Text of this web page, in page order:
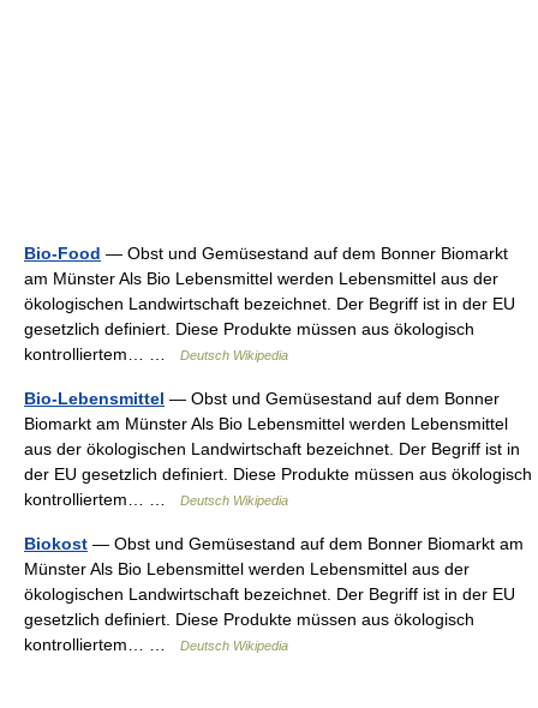
Bio-Food — Obst und Gemüsestand auf dem Bonner Biomarkt
am Münster Als Bio Lebensmittel werden Lebensmittel aus der
ökologischen Landwirtschaft bezeichnet. Der Begriff ist in der EU
gesetzlich definiert. Diese Produkte müssen aus ökologisch
kontrolliertem… …
Deutsch Wikipedia
Bio-Lebensmittel — Obst und Gemüsestand auf dem Bonner
Biomarkt am Münster Als Bio Lebensmittel werden Lebensmittel
aus der ökologischen Landwirtschaft bezeichnet. Der Begriff ist in
der EU gesetzlich definiert. Diese Produkte müssen aus ökologisch
kontrolliertem… …
Deutsch Wikipedia
Biokost — Obst und Gemüsestand auf dem Bonner Biomarkt am
Münster Als Bio Lebensmittel werden Lebensmittel aus der
ökologischen Landwirtschaft bezeichnet. Der Begriff ist in der EU
gesetzlich definiert. Diese Produkte müssen aus ökologisch
kontrolliertem… …
Deutsch Wikipedia